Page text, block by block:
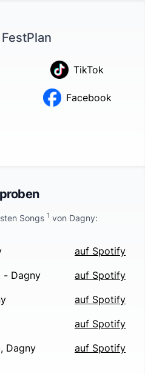
TikTok
Facebook
Songs 1 von Dagny:
auf Spotify
- Dagny
auf Spotify
auf Spotify
auf Spotify
Dagny auf Spotify